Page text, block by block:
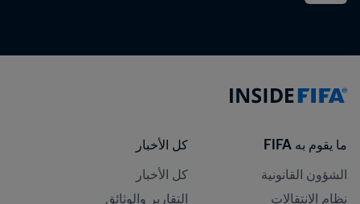
ما يقوم به FIFA
الشؤون القانونية
نظام الانتقالات
كل الأخبار
كل الأخبار
التقارير والوثائق